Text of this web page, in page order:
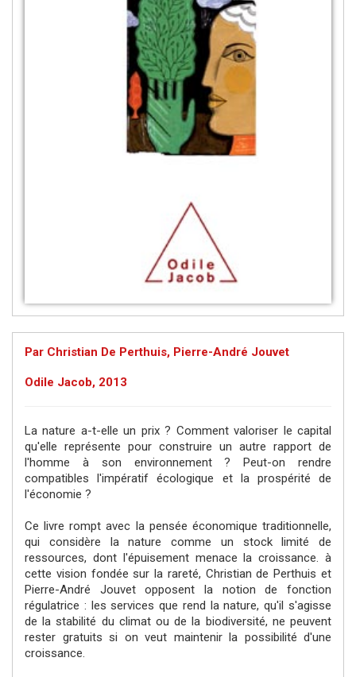
Par Christian De Perthuis, Pierre-André Jouvet
Odile Jacob, 2013
La nature a-t-elle un prix ? Comment valoriser le capital
qu'elle représente pour construire un autre rapport de
l'homme à son environnement ? Peut-on rendre
compatibles l'impératif écologique et la prospérité de
l'économie ?
Ce livre rompt avec la pensée économique traditionnelle,
qui considère la nature comme un stock limité de
ressources, dont l'épuisement menace la croissance. à
cette vision fondée sur la rareté, Christian de Perthuis et
Pierre-André Jouvet opposent la notion de fonction
régulatrice : les services que rend la nature, qu'il s'agisse
de la stabilité du climat ou de la biodiversité, ne peuvent
rester gratuits si on veut maintenir la possibilité d'une
croissance.